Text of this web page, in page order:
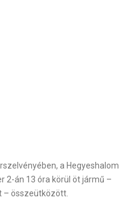
a Hegyeshalom
2-án 13 óra körül öt jármű –
– összeütközött.